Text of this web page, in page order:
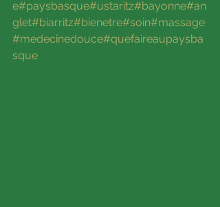
e#paysbasque#ustaritz#bayonne#an
glet#biarritz#bienetre#soin#massage
#medecinedouce#quefaireaupaysba
sque